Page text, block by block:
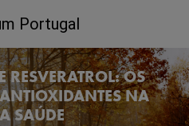
OS
NA
SAÚDE